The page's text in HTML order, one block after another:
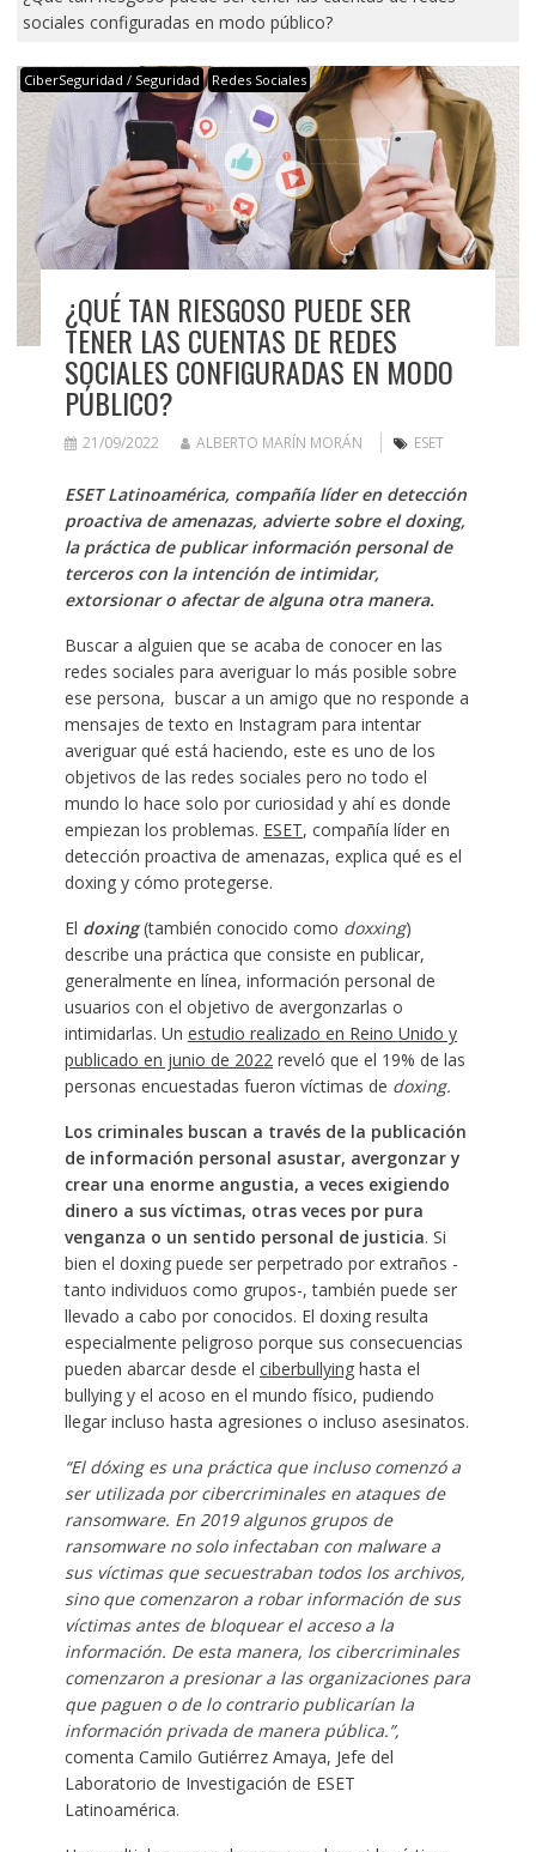
sociales configuradas en modo público?
CiberSeguridad / Seguridad Redes Sociales
¿QUÉ TAN RIESGOSO PUEDE SER
TENER LAS CUENTAS DE REDES
SOCIALES CONFIGURADAS EN MODO
PÚBLICO?
21/09/2022 ALBERTO MARÍN MORÁN ESET
ESET Latinoamérica, compañía líder en detección
proactiva de amenazas, advierte sobre el doxing,
la práctica de publicar información personal de
terceros con la intención de intimidar,
extorsionar o afectar de alguna otra manera.
Buscar a alguien que se acaba de conocer en las
redes sociales para averiguar lo más posible sobre
ese persona, buscar a un amigo que no responde a
mensajes de texto en Instagram para intentar
averiguar qué está haciendo, este es uno de los
objetivos de las redes sociales pero no todo el
mundo lo hace solo por curiosidad y ahí es donde
empiezan los problemas. ESET, compañía líder en
detección proactiva de amenazas, explica qué es el
doxing y cómo protegerse.
El doxing(también conocido como doxxing)
describe una práctica que consiste en publicar,
generalmente en línea, información personal de
usuarios con el objetivo de avergonzarlas o
intimidarlas. Un estudio realizado en Reino Unido y
publicado en junio de 2022 reveló que el 19% de las
personas encuestadas fueron víctimas de doxing.
Los criminales buscan a través de la publicación
de información personal asustar, avergonzar y
crear una enorme angustia, a veces exigiendo
dinero a sus víctimas, otras veces por pura
venganza o un sentido personal de justicia. Si
bien el doxing puede ser perpetrado por extraños -
tanto individuos como grupos-, también puede ser
llevado a cabo por conocidos. El doxing resulta
especialmente peligroso porque sus consecuencias
pueden abarcar desde el ciberbullyinghasta el
bullying y el acoso en el mundo físico, pudiendo
llegar incluso hasta agresiones o incluso asesinatos.
“El dóxing es una práctica que incluso comenzó a
ser utilizada por cibercriminales en ataques de
ransomware. En 2019 algunos grupos de
ransomware no solo infectaban con malware a
sus víctimas que secuestraban todos los archivos,
sino que comenzaron a robar información de sus
víctimas antes de bloquear el acceso a la
información. De esta manera, los cibercriminales
comenzaron a presionar a las organizaciones para
que paguen o de lo contrario publicarían la
información privada de manera pública.”,
comenta Camilo Gutiérrez Amaya, Jefe del
Laboratorio de Investigación de ESET
Latinoamérica.